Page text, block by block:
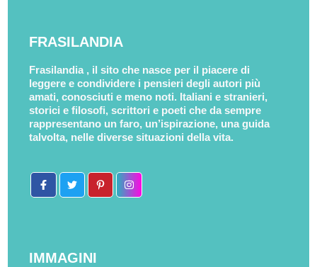
FRASILANDIA
Frasilandia , il sito che nasce per il piacere di
leggere e condividere i pensieri degli autori più
amati, conosciuti e meno noti. Italiani e stranieri,
storici e filosofi, scrittori e poeti che da sempre
rappresentano un faro, un’ispirazione, una guida
talvolta, nelle diverse situazioni della vita.
IMMAGINI